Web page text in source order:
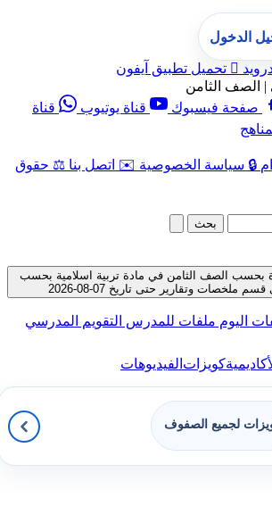
 تحميل تطبيق آيفون
| الصف الثامن
صفحة فيسبوك قناة يوتيوب
قناة
🔒 سياسة الخصوصية ✉️ اتصل بنا ⚖️ حقوق
الدخول
بحث
بحسب الصف الثامن في مادة تربية اسلامية بحسب
ملخصات وتقارير حتى تاريخ 07-08-2026
اليوم ملفات للمدرس التقويم المدرسي
كويزاتالفيديوهات
لجميع الصفوف